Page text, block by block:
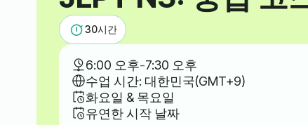
30시간
6:00 오후-7:30 오후
수업 시간: 대한민국(GMT+9)
화요일 & 목요일
유연한 시작 날짜